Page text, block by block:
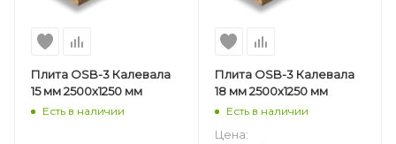
Плита OSB-3 Калевала
15 мм 2500х1250 мм
Есть в наличии
Плита OSB-3 Калевала
18 мм 2500х1250 мм
Есть в наличии
Цена: